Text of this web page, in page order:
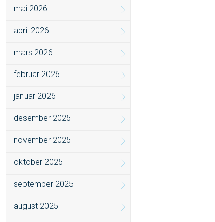
mai 2026
april 2026
mars 2026
februar 2026
januar 2026
desember 2025
november 2025
oktober 2025
september 2025
august 2025